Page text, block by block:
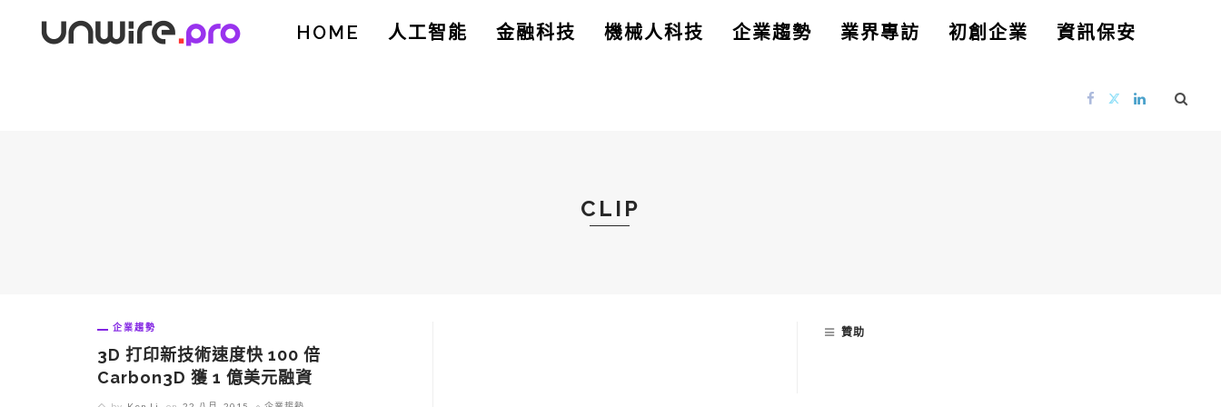
HOME 人工智能 金融科技 機械人科技 企業趨勢 業界專訪 初創企業 資訊保安
CLIP
企業趨勢
3D 打印新技術速度快 100 倍
Carbon3D 獲 1 億美元融資
贊助